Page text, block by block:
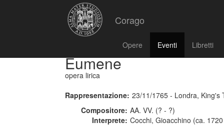
Corago
Opere Eventi Libretti
Eumene
opera lirica
Rappresentazione: 23/11/1765 - Londra, King's
Compositore: AA. VV. (? - ?)
Interprete: Cocchi, Gioacchino (ca.